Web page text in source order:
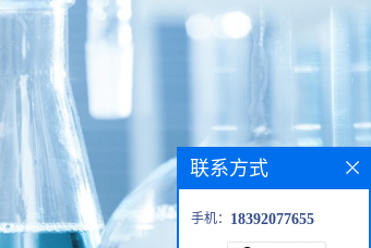
联系方式
手机： 18392077655